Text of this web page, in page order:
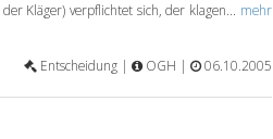
Kläger) verpflichtet sich, der klagen... mehr
Entscheidung |
OGH | 06.10.2005